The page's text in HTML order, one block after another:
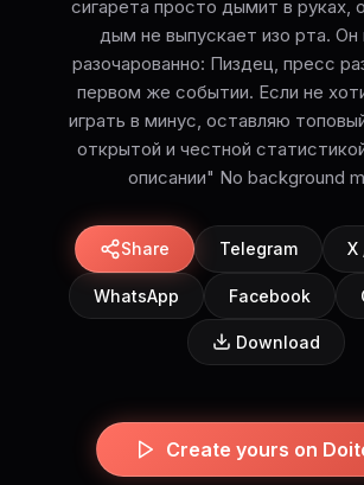
сигарета просто дымит в руках,
дым не выпускает изо рта. Он
разочарованно: Пиздец, пресс
первом же событии. Если не
играть в минус, оставляю
открытой и честной
описании" No background
Share Telegram X
WhatsApp Facebook
Download
Create yours on